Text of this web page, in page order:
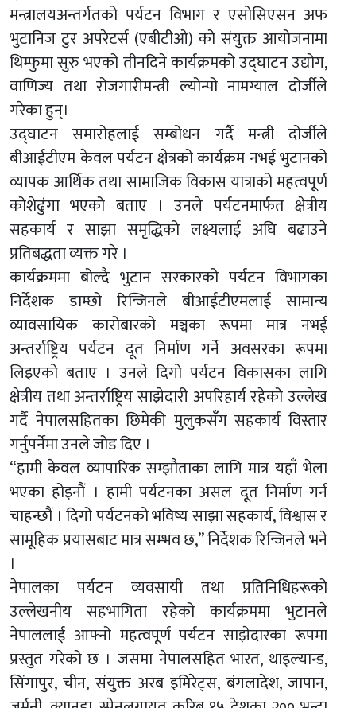
मन्त्रालयअन्तर्गतको पर्यटन विभाग र एसोसिएसन अफ
भुटानिज टुर अपरेटर्स (एबीटीओ) को संयुक्त आयोजनामा
थिम्फुमा सुरु भएको तीनदिने कार्यक्रमको उद्घाटन उद्योग,
वाणिज्य तथा रोजगारीमन्त्री ल्योन्पो नामग्याल दोर्जीले
गरेका हुन्।
उद्घाटन समारोहलाई सम्बोधन गर्दै मन्त्री दोर्जीले
बीआईटीएम केवल पर्यटन क्षेत्रको कार्यक्रम नभई भुटानको
व्यापक आर्थिक तथा सामाजिक विकास यात्राको महत्वपूर्ण
कोशेढुंगा भएको बताए । उनले पर्यटनमार्फत क्षेत्रीय
सहकार्य र साझा समृद्धिको लक्ष्यलाई अघि बढाउने
प्रतिबद्धता व्यक्त गरे ।
कार्यक्रममा बोल्दै भुटान सरकारको पर्यटन विभागका
निर्देशक डाम्छो रिन्जिनले बीआईटीएमलाई सामान्य
व्यावसायिक कारोबारको मञ्चका रूपमा मात्र नभई
अन्तर्राष्ट्रिय पर्यटन दूत निर्माण गर्ने अवसरका रूपमा
लिइएको बताए । उनले दिगो पर्यटन विकासका लागि
क्षेत्रीय तथा अन्तर्राष्ट्रिय साझेदारी अपरिहार्य रहेको उल्लेख
गर्दै नेपालसहितका छिमेकी मुलुकसँग सहकार्य विस्तार
गर्नुपर्नेमा उनले जोड दिए ।
“हामी केवल व्यापारिक सम्झौताका लागि मात्र यहाँ भेला
भएका होइनौं । हामी पर्यटनका असल दूत निर्माण गर्न
चाहन्छौं । दिगो पर्यटनको भविष्य साझा सहकार्य, विश्वास र
सामूहिक प्रयासबाट मात्र सम्भव छ,” निर्देशक रिन्जिनले भने
।
नेपालका पर्यटन व्यवसायी तथा प्रतिनिधिहरूको
उल्लेखनीय सहभागिता रहेको कार्यक्रममा भुटानले
नेपाललाई आफ्नो महत्वपूर्ण पर्यटन साझेदारका रूपमा
प्रस्तुत गरेको छ । जसमा नेपालसहित भारत, थाइल्यान्ड,
सिंगापुर, चीन, संयुक्त अरब इमिरेट्स, बंगलादेश, जापान,